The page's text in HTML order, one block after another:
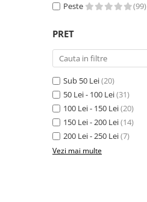
Peste
(99)
PRET
Sub 50 Lei(20)
50 Lei - 100 Lei(31)
100 Lei - 150 Lei(20)
150 Lei - 200 Lei(14)
200 Lei - 250 Lei(7)
Vezi mai multe